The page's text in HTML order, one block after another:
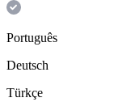
Português
Deutsch
Türkçe